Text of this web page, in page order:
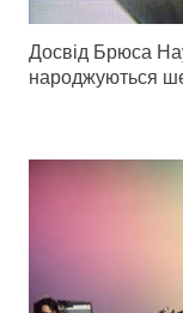
Досвід Брюса
народжуються